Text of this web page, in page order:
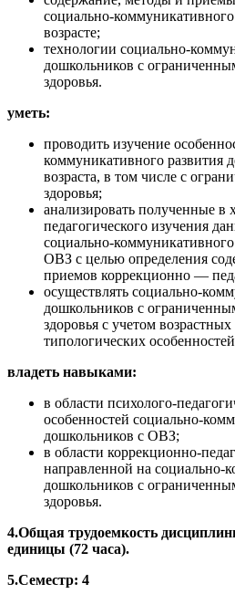
социально-
возрасте;
технологии социально-
дошкольников с
здоровья.
уметь:
проводить изучение
коммуникативного развития
возраста, в том числе с
здоровья;
анализировать полученные в
педагогического изучения
социально-
ОВЗ с целью определения
приемов коррекционно —
осуществлять социально-
дошкольников с
здоровья с учетом
типологических
владеть навыками:
в области психолого-
особенностей социально-
дошкольников с ОВЗ;
в области коррекционно-
направленной на социально-
дошкольников с
здоровья.
4.Общая трудоемкость
единицы (72 часа).
5.Семестр: 4